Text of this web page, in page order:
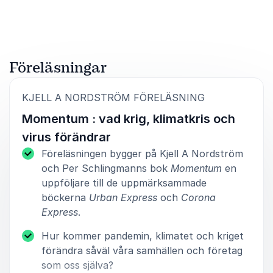
Föreläsningar
KJELL A NORDSTRÖM FÖRELÄSNING
Momentum : vad krig, klimatkris och
virus förändrar
Föreläsningen bygger på Kjell A Nordström
och Per Schlingmanns bok Momentum en
uppföljare till de uppmärksammade
böckerna Urban Express och Corona
Express.
Hur kommer pandemin, klimatet och kriget
förändra såväl våra samhällen och företag
som oss själva?